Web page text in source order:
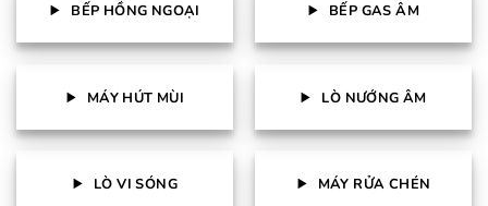
BẾP HỒNG NGOẠI BẾP GAS ÂM
MÁY HÚT MÙI LÒ NƯỚNG ÂM
LÒ VI SÓNG MÁY RỬA CHÉN